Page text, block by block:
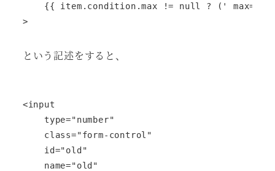
{{ item.condition.max != null ? (' max="'
という記述をすると、
<input
    type="number"
    class="form-control"
    id="old"
    name="old"